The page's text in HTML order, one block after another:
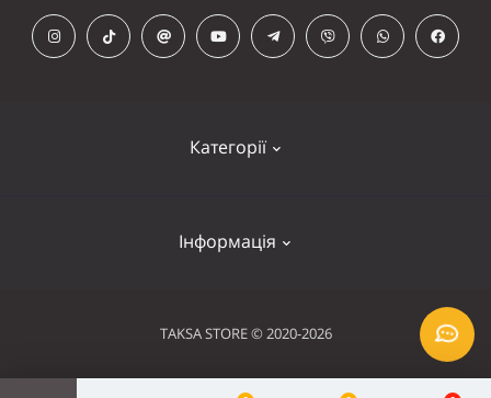
Категорії
Інформація
Контакти
TAKSA STORE © 2020-2026